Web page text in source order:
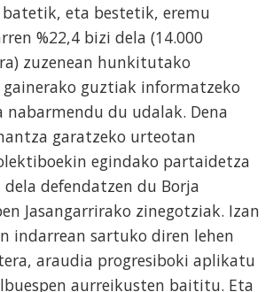
eta bestetik, eremu
%22,4 bizi dela (14.000
zuzenean hunkitutako
guztiak informatzeko
nabarmendu du udalak. Dena
garatzeko urteotan
egindako partaidetza
defendatzen du Borja
Jasangarrirako zinegotziak. Izan
indarrean sartuko diren lehen
araudia progresiboki aplikatu
aurreikusten baititu. Eta